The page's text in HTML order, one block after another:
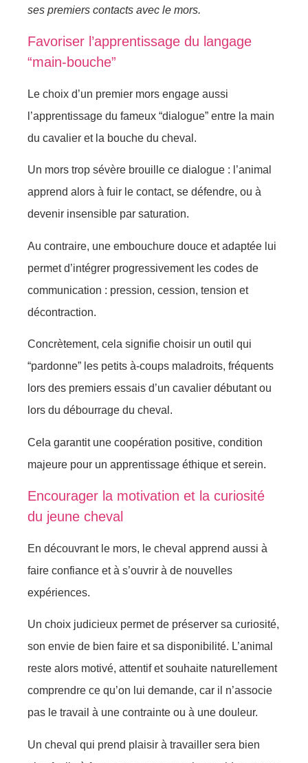
ses premiers contacts avec le mors.
Favoriser l’apprentissage du langage
“main-bouche”
Le choix d’un premier mors engage aussi
l’apprentissage du fameux “dialogue” entre la main
du cavalier et la bouche du cheval.
Un mors trop sévère brouille ce dialogue : l’animal
apprend alors à fuir le contact, se défendre, ou à
devenir insensible par saturation.
Au contraire, une embouchure douce et adaptée lui
permet d’intégrer progressivement les codes de
communication : pression, cession, tension et
décontraction.
Concrètement, cela signifie choisir un outil qui
“pardonne” les petits à-coups maladroits, fréquents
lors des premiers essais d’un cavalier débutant ou
lors du débourrage du cheval.
Cela garantit une coopération positive, condition
majeure pour un apprentissage éthique et serein.
Encourager la motivation et la curiosité
du jeune cheval
En découvrant le mors, le cheval apprend aussi à
faire confiance et à s’ouvrir à de nouvelles
expériences.
Un choix judicieux permet de préserver sa curiosité,
son envie de bien faire et sa disponibilité. L’animal
reste alors motivé, attentif et souhaite naturellement
comprendre ce qu’on lui demande, car il n’associe
pas le travail à une contrainte ou à une douleur.
Un cheval qui prend plaisir à travailler sera bien